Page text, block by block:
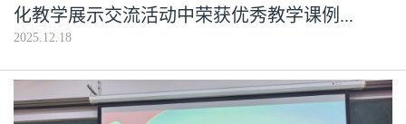
化教学展示交流活动中荣获优秀教学课例...
2025.12.18